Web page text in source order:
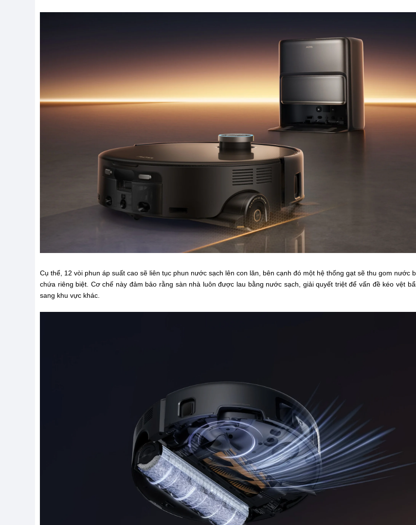
Cụ thể, 12 vòi phun áp suất cao sẽ liên tục phun nước sạch lên con lăn, bên cạnh đó một hệ thống gạt sẽ thu gom nước
chứa riêng biệt. Cơ chế này đảm bảo rằng sàn nhà luôn được lau bằng nước sạch, giải quyết triệt để vấn đề kéo vệt
sang khu vực khác.